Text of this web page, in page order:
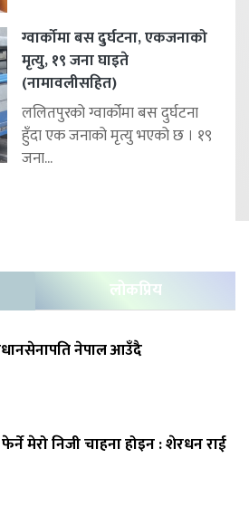
ग्वार्कोमा बस दुर्घटना, एकजनाको
मृत्यु, १९ जना घाइते
(नामावलीसहित)
ललितपुरको ग्वार्कोमा बस दुर्घटना
हुँदा एक जनाको मृत्यु भएको छ । १९
जना...
लोकप्रिय
नेपाल आउँदै
फेर्ने मेरो निजी चाहना होइन : शेरधन राई